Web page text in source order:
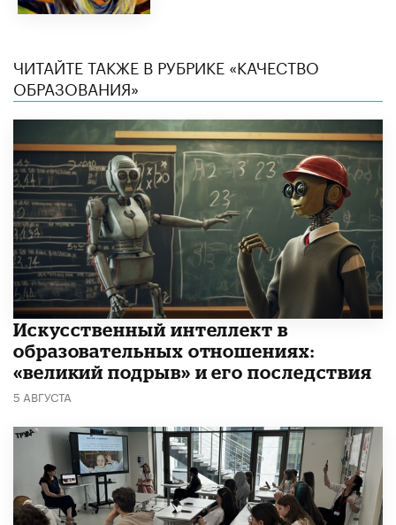
ЧИТАЙТЕ ТАКЖЕ В РУБРИКЕ «КАЧЕСТВО
ОБРАЗОВАНИЯ»
​Искусственный интеллект в
образовательных отношениях:
«великий подрыв» и его последствия
5 АВГУСТА